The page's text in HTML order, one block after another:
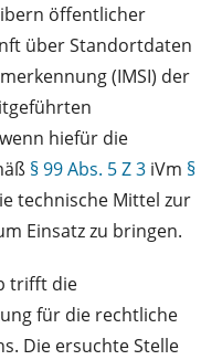
öffentlicher
über Standortdaten
(IMSI) der
hiefür die
§ 99 Abs. 5 Z 3 iVm §
technische Mittel zur
Einsatz zu bringen.
trifft die
für die rechtliche
Die ersuchte Stelle